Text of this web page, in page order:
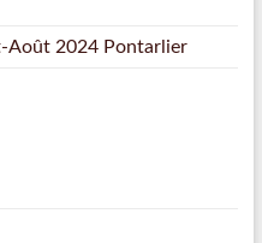
Août 2024 Pontarlier